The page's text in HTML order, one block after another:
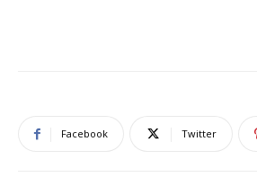
Facebook Twitter